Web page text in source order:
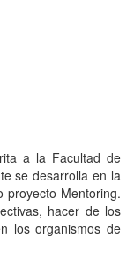
a la Facultad de
se desarrolla en la
proyecto Mentoring.
hacer de los
los organismos de